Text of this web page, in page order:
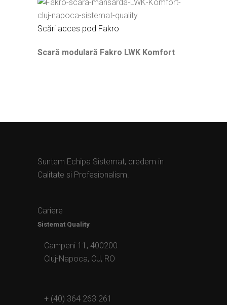
Scări acces pod Fakro
Scară modulară Fakro LWK Komfort
Suntem Echipa Sistemat, credem in
Calitate si Profesionalism.
Cariere
Sistemat Quality
Campeni 11, 400200
Cluj-Napoca, CJ, RO
+ (40) 364 263 261